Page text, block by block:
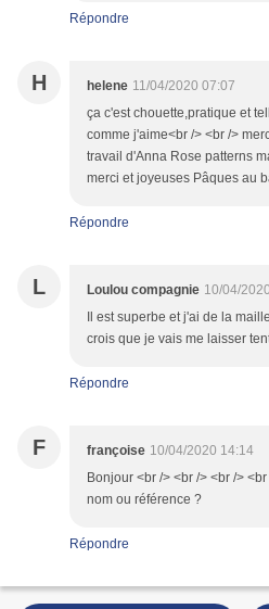
Répondre
H helene 11/04/2020 07:07
ça c'est chouette,pratique et
comme j'aime<br /> <br />
travail d'Anna Rose patterns
merci et joyeuses Pâques au
Répondre
L Loulou compagnie 10/04/
Il est superbe et j'ai de la
crois que je vais me laisser
Répondre
F françoise 10/04/2020 14:14
Bonjour <br /> <br /> <br />
nom ou référence ?
Répondre